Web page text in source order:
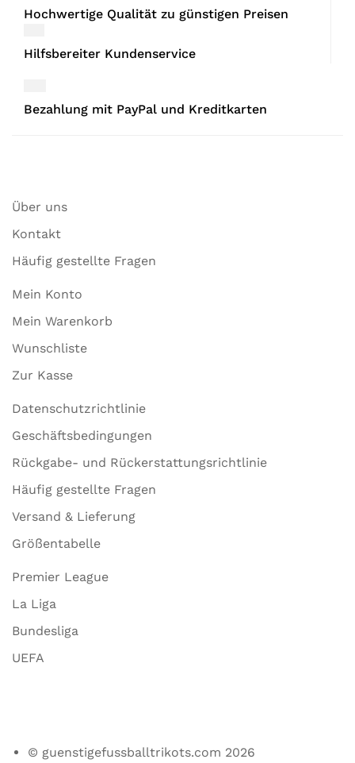
Hochwertige Qualität zu günstigen Preisen
Hilfsbereiter Kundenservice
Bezahlung mit PayPal und Kreditkarten
Über uns
Kontakt
Häufig gestellte Fragen
Mein Konto
Mein Warenkorb
Wunschliste
Zur Kasse
Datenschutzrichtlinie
Geschäftsbedingungen
Rückgabe- und Rückerstattungsrichtlinie
Häufig gestellte Fragen
Versand & Lieferung
Größentabelle
Premier League
La Liga
Bundesliga
UEFA
© guenstigefussballtrikots.com 2026